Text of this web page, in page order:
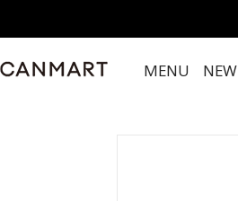
MENU NEW